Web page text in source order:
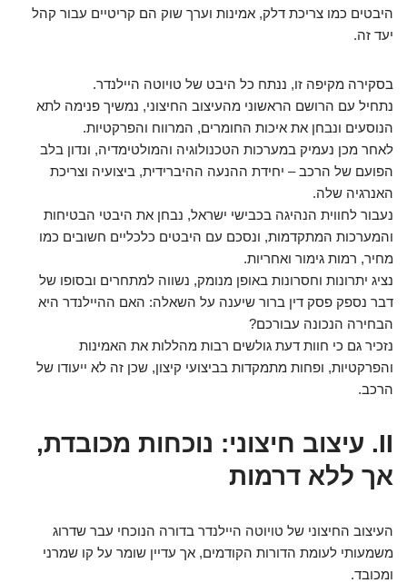
היבטים כמו צריכת דלק, אמינות וערך שוק הם קריטיים עבור קהל
יעד זה.
בסקירה מקיפה זו, ננתח כל היבט של טויוטה היילנדר.
נתחיל עם הרושם הראשוני מהעיצוב החיצוני, נמשיך פנימה לתא
הנוסעים ונבחן את איכות החומרים, המרווח והפרקטיות.
לאחר מכן נעמיק במערכות הטכנולוגיה והמולטימדיה, ונדון בלב
הפועם של הרכב – יחידת ההנעה ההיברידית, ביצועיה וצריכת
האנרגיה שלה.
נעבור לחווית הנהיגה בכבישי ישראל, נבחן את היבטי הבטיחות
והמערכות המתקדמות, ונסכם עם היבטים כלכליים חשובים כמו
מחיר, רמות גימור ואחריות.
נציג יתרונות וחסרונות באופן מנומק, נשווה למתחרים ובסופו של
דבר נספק פסק דין ברור שיענה על השאלה: האם ההיילנדר היא
הבחירה הנכונה עבורכם?
נזכיר גם כי חוות דעת גולשים רבות מהללות את האמינות
והפרקטיות, ופחות מתמקדות בביצועי קיצון, שכן זה לא ייעודו של
הרכב.
II. עיצוב חיצוני: נוכחות מכובדת,
אך ללא דרמות
העיצוב החיצוני של טויוטה היילנדר בדורה הנוכחי עבר שדרוג
משמעותי לעומת הדורות הקודמים, אך עדיין שומר על קו שמרני
ומכובד.